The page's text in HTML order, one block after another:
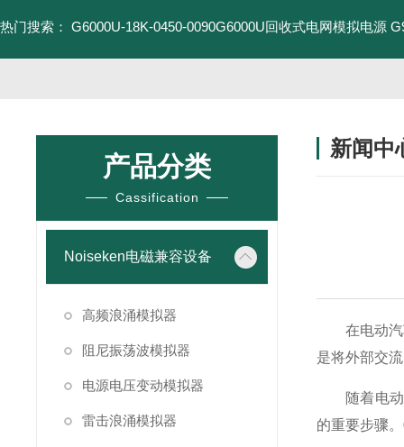
热门搜索： G6000U-18K-0450-0090G6000U回收式电网模拟电源
产品分类
Cassification
Noiseken电磁兼容设备
高频浪涌模拟器
阻尼振荡波模拟器
电源电压变动模拟器
雷击浪涌模拟器
新闻中
在电动汽车
是将外部交
随着电动汽
的重要步骤。